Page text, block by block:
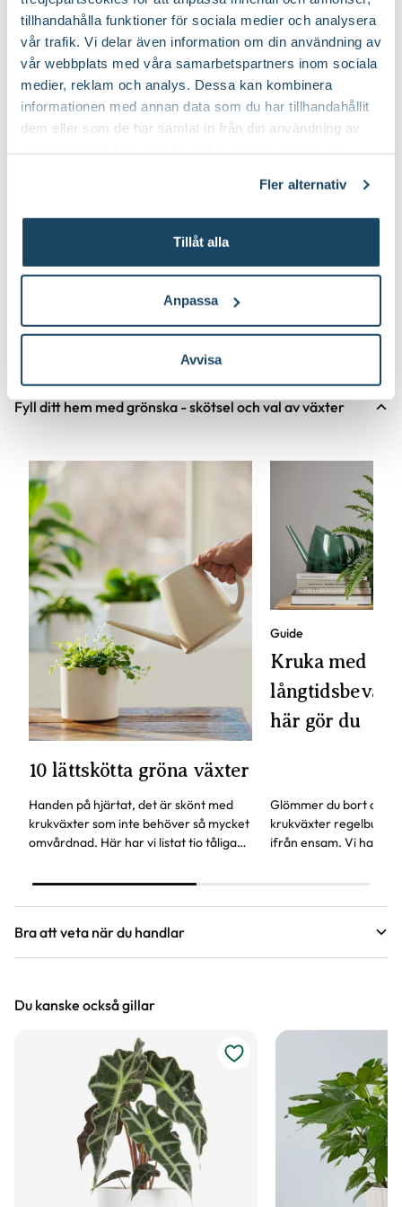
tillhandahålla funktioner för sociala medier och analysera
vår trafik. Vi delar även information om din användning av
vår webbplats med våra samarbetspartners inom sociala
medier, reklam och analys. Dessa kan kombinera
informationen med annan data som du har tillhandahållit
dem eller som de har samlat in från din användning av
Fler alternativ
Tillåt alla
Anpassa
Avvisa
Finns i flera varianter
Finns i flera varianter
Fyll ditt hem med grönska - skötsel och val av växter
10 lättskötta gröna växter
Handen på hjärtat, det är skönt med
krukväxter som inte behöver så mycket
omvårdnad. Här har vi listat tio tåliga
mörkare.
Guide
Kruka med
här gör du
Glömmer du bort att
krukväxter
ifrån ensam. Vi har en
glömsk växtentusiast.
Bra att veta när du handlar
Vi försöker alltid ange växternas ungefärliga
mått, men då växter är levande och alla växter
är unika så kan måtten och din växts utseende
variera något från informationen och fotona på
hemsidan.
Växter är levande varor
Det är naturligt att växter får nya blad och
Du kanske också gillar